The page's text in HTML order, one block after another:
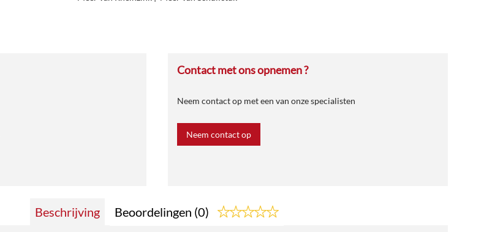
Contact met ons opnemen ?
Neem contact op met een van onze specialisten
Neem contact op
Beschrijving Beoordelingen (0)